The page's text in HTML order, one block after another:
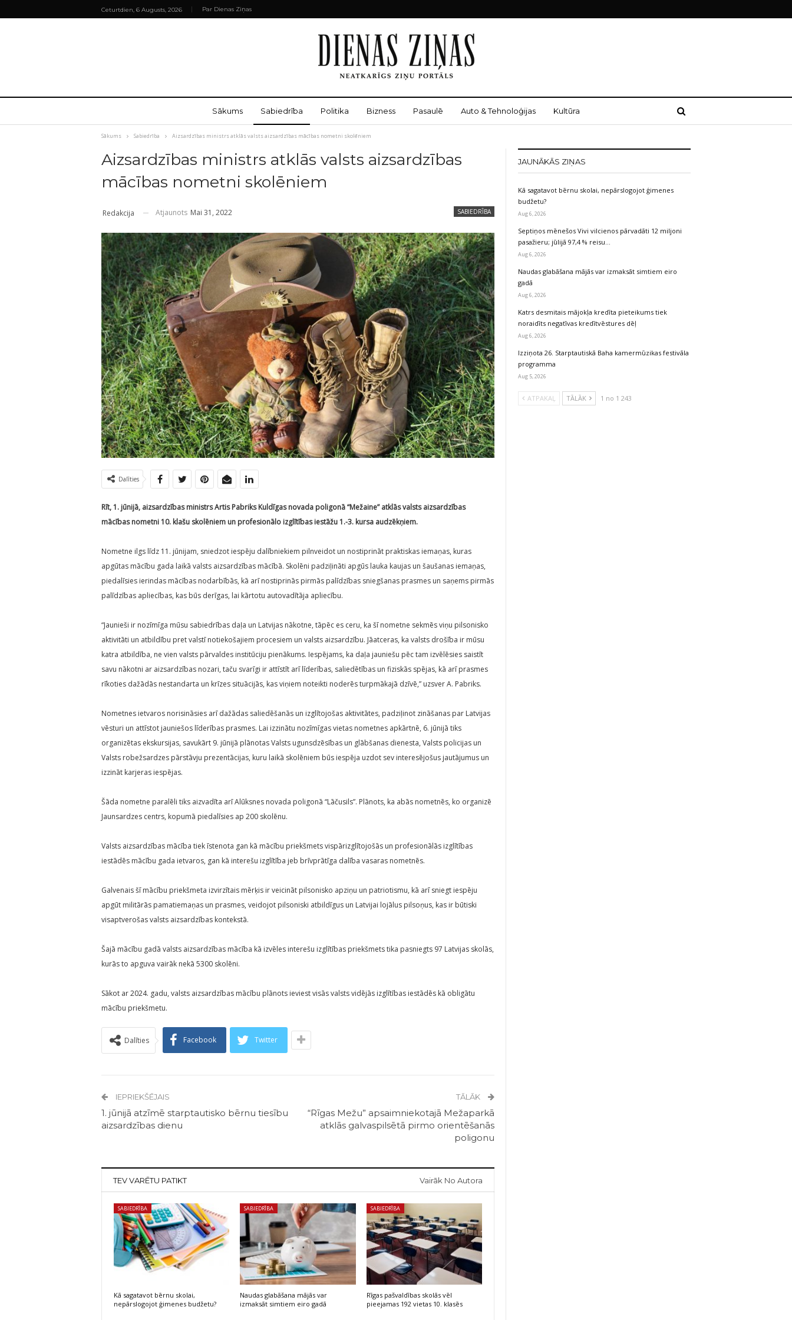
Ceturtdien, 6 Augusts, 2026 Par Dienas Ziņas
Sākums Sabiedrība Politika Bizness Pasaulē Auto & Tehnoloģijas Kultūra
Sākums Sabiedrība Aizsardzības ministrs atklās valsts aizsardzības mācības nometni skolēniem
Aizsardzības ministrs atklās valsts aizsardzības
mācības nometni skolēniem
SABIEDRĪBA
Redakcija Atjaunots Mai 31, 2022
Dalīties
Rīt, 1. jūnijā, aizsardzības ministrs Artis Pabriks Kuldīgas novada poligonā “Mežaine” atklās valsts aizsardzības
mācības nometni 10. klašu skolēniem un profesionālo izglītības iestāžu 1.-3. kursa audzēkņiem.
Nometne ilgs līdz 11. jūnijam, sniedzot iespēju dalībniekiem pilnveidot un nostiprināt praktiskas iemaņas, kuras
apgūtas mācību gada laikā valsts aizsardzības mācībā. Skolēni padziļināti apgūs lauka kaujas un šaušanas iemaņas,
piedalīsies ierindas mācības nodarbībās, kā arī nostiprinās pirmās palīdzības sniegšanas prasmes un saņems pirmās
palīdzības apliecības, kas būs derīgas, lai kārtotu autovadītāja apliecību.
“Jaunieši ir nozīmīga mūsu sabiedrības daļa un Latvijas nākotne, tāpēc es ceru, ka šī nometne sekmēs viņu pilsonisko
aktivitāti un atbildību pret valstī notiekošajiem procesiem un valsts aizsardzību. Jāatceras, ka valsts drošība ir mūsu
katra atbildība, ne vien valsts pārvaldes institūciju pienākums. Iespējams, ka daļa jauniešu pēc tam izvēlēsies saistīt
savu nākotni ar aizsardzības nozari, taču svarīgi ir attīstīt arī līderības, saliedētības un fiziskās spējas, kā arī prasmes
rīkoties dažādās nestandarta un krīzes situācijās, kas viņiem noteikti noderēs turpmākajā dzīvē,” uzsver A. Pabriks.
Nometnes ietvaros norisināsies arī dažādas saliedēšanās un izglītojošas aktivitātes, padziļinot zināšanas par Latvijas
vēsturi un attīstot jauniešos līderības prasmes. Lai izzinātu nozīmīgas vietas nometnes apkārtnē, 6. jūnijā tiks
organizētas ekskursijas, savukārt 9. jūnijā plānotas Valsts ugunsdzēsības un glābšanas dienesta, Valsts policijas un
Valsts robežsardzes pārstāvju prezentācijas, kuru laikā skolēniem būs iespēja uzdot sev interesējošus jautājumus un
izzināt karjeras iespējas.
Šāda nometne paralēli tiks aizvadīta arī Alūksnes novada poligonā “Lāčusils”. Plānots, ka abās nometnēs, ko organizē
Jaunsardzes centrs, kopumā piedalīsies ap 200 skolēnu.
Valsts aizsardzības mācība tiek īstenota gan kā mācību priekšmets vispārizglītojošās un profesionālās izglītības
iestādēs mācību gada ietvaros, gan kā interešu izglītība jeb brīvprātīga dalība vasaras nometnēs.
Galvenais šī mācību priekšmeta izvirzītais mērķis ir veicināt pilsonisko apziņu un patriotismu, kā arī sniegt iespēju
apgūt militārās pamatiemaņas un prasmes, veidojot pilsoniski atbildīgus un Latvijai lojālus pilsoņus, kas ir būtiski
visaptverošas valsts aizsardzības kontekstā.
Šajā mācību gadā valsts aizsardzības mācība kā izvēles interešu izglītības priekšmets tika pasniegts 97 Latvijas skolās,
kurās to apguva vairāk nekā 5300 skolēni.
Sākot ar 2024. gadu, valsts aizsardzības mācību plānots ieviest visās valsts vidējās izglītības iestādēs kā obligātu
mācību priekšmetu.
Dalīties Facebook Twitter
IEPRIEKŠĒJAIS
1. jūnijā atzīmē starptautisko bērnu tiesību
aizsardzības dienu
TĀLĀK
“Rīgas Mežu” apsaimniekotajā Mežaparkā
atklās galvaspilsētā pirmo orientēšanās
poligonu
TEV VARĒTU PATIKT Vairāk No Autora
SABIEDRĪBA
Kā sagatavot bērnu skolai,
nepārslogojot ģimenes budžetu?
SABIEDRĪBA
Naudas glabāšana mājās var
izmaksāt simtiem eiro gadā
SABIEDRĪBA
Rīgas pašvaldības skolās vēl
pieejamas 192 vietas 10. klasēs
JAUNĀKĀS ZIŅAS
Kā sagatavot bērnu skolai, nepārslogojot ģimenes
budžetu?
Aug 6, 2026
Septiņos mēnešos Vivi vilcienos pārvadāti 12 miljoni
pasažieru; jūlijā 97,4 % reisu…
Aug 6, 2026
Naudas glabāšana mājās var izmaksāt simtiem eiro
gadā
Aug 6, 2026
Katrs desmitais mājokļa kredīta pieteikums tiek
noraidīts negatīvas kredītvēstures dēļ
Aug 6, 2026
Izziņota 26. Starptautiskā Baha kamermūzikas festivāla
programma
Aug 5, 2026
ATPAKAĻ TĀLĀK 1 no 1 243